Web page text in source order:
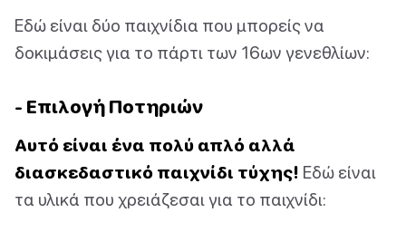
Εδώ είναι δύο παιχνίδια που μπορείς να
δοκιμάσεις για το πάρτι των 16ων γενεθλίων:
- Επιλογή Ποτηριών
Αυτό είναι ένα πολύ απλό αλλά
διασκεδαστικό παιχνίδι τύχης! Εδώ είναι
τα υλικά που χρειάζεσαι για το παιχνίδι: